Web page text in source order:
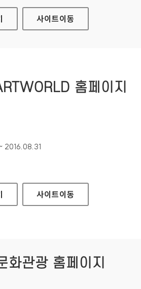
문대상 홈페이지
사이트이동
홈페이지
2016.08.31
홈페이지
사이트이동
화관광 홈페이지